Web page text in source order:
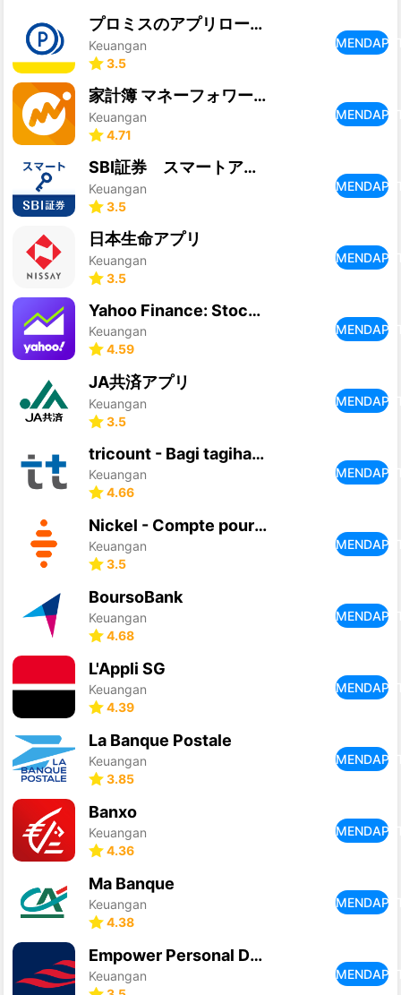
プロミスのアプリローン。カードレスのローンでお借入
Keuangan
3.5
家計簿 マネーフォワード ME
Keuangan
4.71
SBI証券 スマートアプリ
Keuangan
3.5
日本生命アプリ
Keuangan
3.5
Yahoo Finance: Stocks & News
Keuangan
4.59
JA共済アプリ
Keuangan
3.5
tricount - Bagi tagihan grup
Keuangan
4.66
Nickel - Compte pour tous
Keuangan
3.5
BoursoBank
Keuangan
4.68
L'Appli SG
Keuangan
4.39
La Banque Postale
Keuangan
3.85
Banxo
Keuangan
4.36
Ma Banque
Keuangan
4.38
Empower Personal Dashboard™
Keuangan